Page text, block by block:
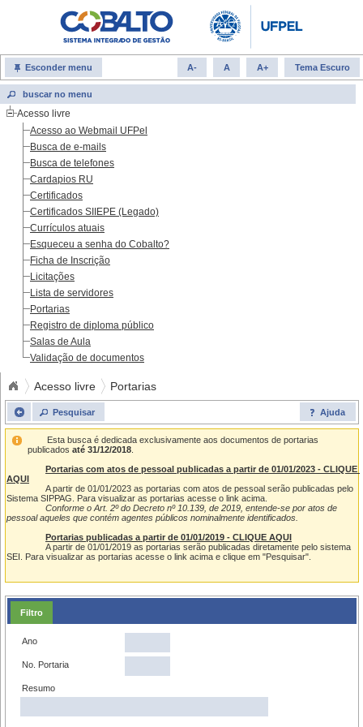
Esconder menu A- A A+ Tema Escuro
Acesso livre
Acesso ao Webmail UFPel
Busca de e-mails
Busca de telefones
Cardapios RU
Certificados
Certificados SIIEPE (Legado)
Currículos atuais
Esqueceu a senha do Cobalto?
Ficha de Inscrição
Licitações
Lista de servidores
Portarias
Registro de diploma público
Salas de Aula
Validação de documentos
Acesso livre Portarias
Pesquisar Ajuda
publicados até 31/12/2018
Portarias com atos de pessoal publicadas a partir de 01/01/2023 - CLIQUE
AQUI
Sistema SIPPAG. Para visualizar as portarias acesse o link acima.
Conforme o Art. 2º do Decreto nº 10.139, de 2019, entende-se por atos de
pessoal aqueles que contém agentes públicos nominalmente identificados.
Portarias publicadas a partir de 01/01/2019 - CLIQUE AQUI
SEI. Para visualizar as portarias acesse o link acima e clique em "Pesquisar".
Filtro
Ano
No. Portaria
Resumo